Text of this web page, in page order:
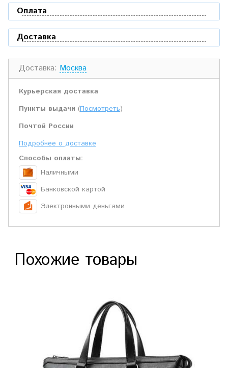
Оплата
Доставка
Доставка: Москва
Курьерская доставка
Пункты выдачи (Посмотреть)
Почтой России
Подробнее о доставке
Способы оплаты:
Наличными
Банковской картой
Электронными деньгами
Похожие товары